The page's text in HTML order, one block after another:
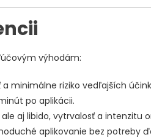
výhodám:
minimálne riziko vedľajších
po aplikácii.
aj libido, vytrvalosť a intenzitu
aplikovanie bez potreby